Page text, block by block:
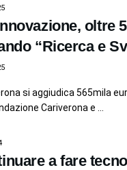
oltre
“Ricerca e
si aggiudica 565mila
Cariverona e ...
a fare